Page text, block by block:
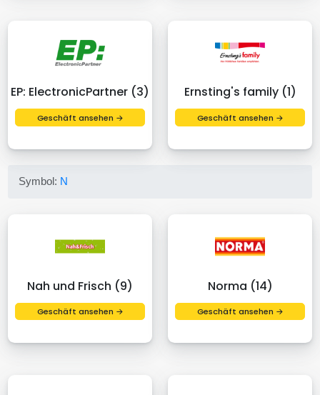
EP: ElectronicPartner (3)
Geschäft ansehen →
Ernsting's family (1)
Geschäft ansehen →
Symbol: N
Nah und Frisch (9)
Geschäft ansehen →
Norma (14)
Geschäft ansehen →